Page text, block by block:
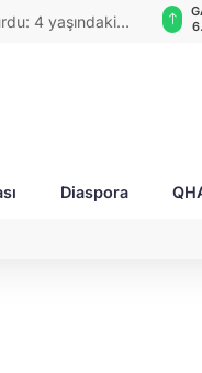
4 yaşındaki
0,0018
Diaspora